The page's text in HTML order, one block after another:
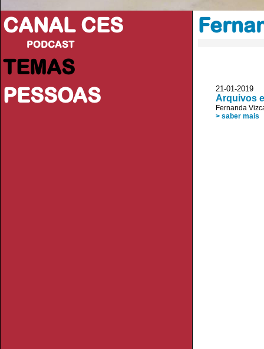
CANAL CES
PODCAST
TEMAS
PESSOAS
21-01-
Arquivos
Fernanda
> saber mais